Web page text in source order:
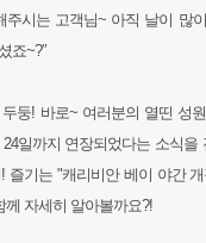
주시는 고객님~ 아직 날이 많
죠~?″
둥! 바로~ 여러분의 열띤 성
일까지 연장되었다는 소식을
즐기는 "캐리비안 베이 야간
께 자세히 알아볼까요?!